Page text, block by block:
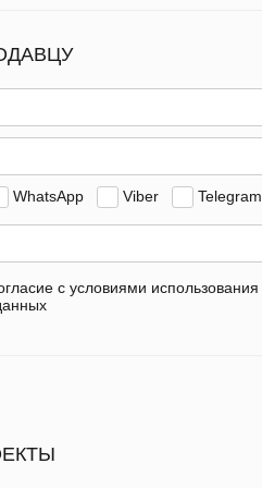
WhatsApp Viber Telegram
с условиями использования